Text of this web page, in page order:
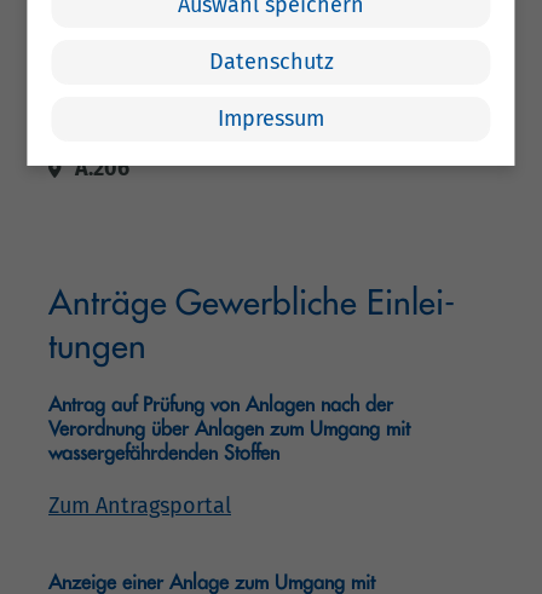
Frau Keiss
04471 15 583
Per E-Mail kontaktieren
A.206
An­trä­ge Ge­werb­li­che Ein­lei­
tun­gen
Antrag auf Prüfung von Anlagen nach der
Verordnung über Anlagen zum Umgang mit
wassergefährdenden Stoffen
Zum Antragsportal
Anzeige einer Anlage zum Umgang mit
Datenschutz
Impressum